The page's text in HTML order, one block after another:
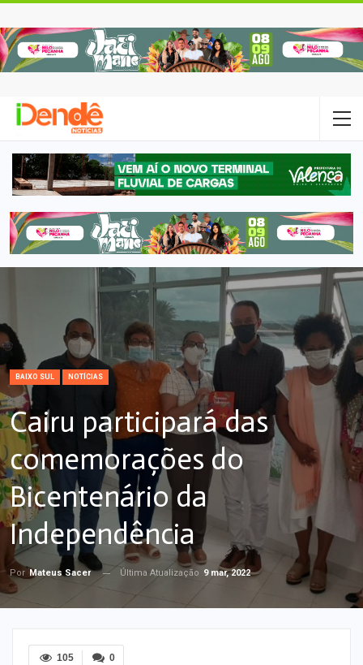
BAIXO SUL NOTÍCIAS
Cairu participará das
comemorações do
Bicentenário da
Independência
Por Mateus Sacer Última Atualização 9 mar, 2022
0
105